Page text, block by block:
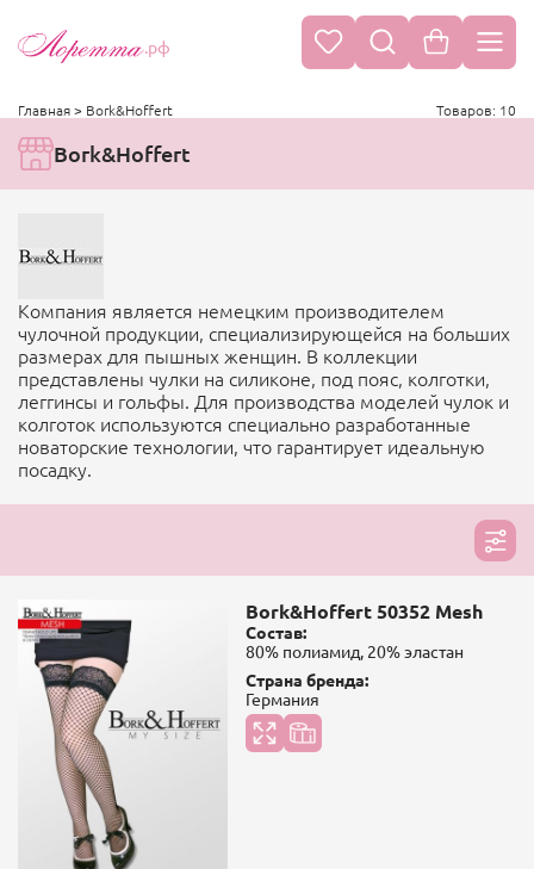
.рф
Главная> Bork&Hoffert Товаров: 10
Bork&Hoffert
Компания является немецким производителем
чулочной продукции, специализирующейся на больших
размерах для пышных женщин. В коллекции
представлены чулки на силиконе, под пояс, колготки,
леггинсы и гольфы. Для производства моделей чулок и
колготок используются специально разработанные
новаторские технологии, что гарантирует идеальную
посадку.
Bork&Hoffert 50352 Mesh
Состав:
80% полиамид, 20% эластан
Страна бренда:
Германия